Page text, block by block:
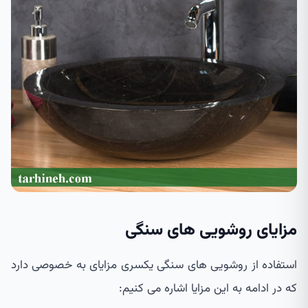
مزایای روشویی های سنگی
استفاده از روشویی های سنگی یکسری مزایای به خصوصی دارد
که در ادامه به این مزایا اشاره می کنیم: